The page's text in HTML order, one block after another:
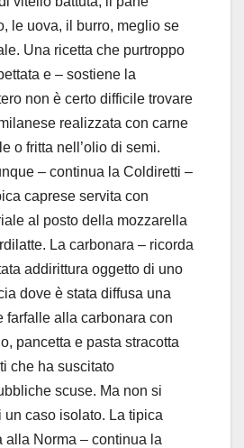
le uova, il burro, meglio se
Una ricetta che purtroppo
e – sostiene la
non è certo difficile trovare
realizzata con carne
o fritta nell’olio di semi.
– continua la Coldiretti –
caprese servita con
al posto della mozzarella
La carbonara – ricorda
addirittura oggetto di uno
dove è stata diffusa una
farfalle alla carbonara con
pancetta e pasta stracotta
che ha suscitato
scuse. Ma non si
un caso isolato. La tipica
alla Norma – continua la